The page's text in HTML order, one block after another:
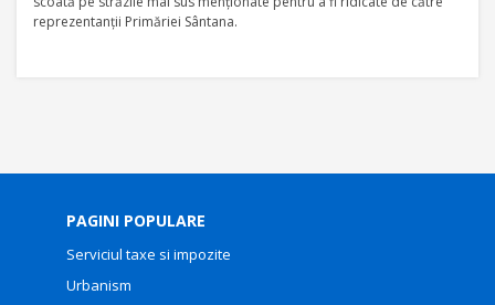
reprezentanţii Primăriei Sântana.
PAGINI POPULARE
Serviciul taxe si impozite
Urbanism